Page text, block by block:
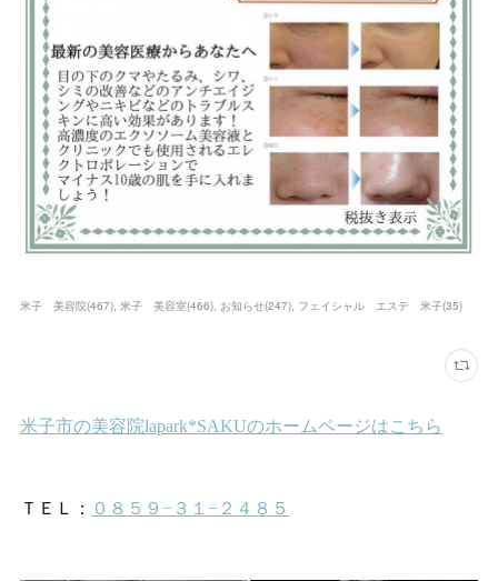
米子 美容院(467) 米子 美容室(466) お知らせ(247) フェイシャル エステ 米子(35)